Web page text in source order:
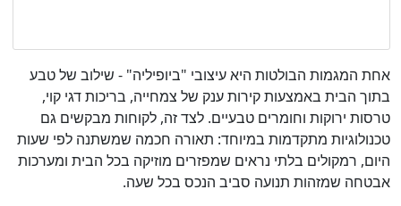
אחת המגמות הבולטות היא עיצובי "ביופיליה" - שילוב של טבע
בתוך הבית באמצעות קירות ענק של צמחייה, בריכות דגי קוי,
טרסות ירוקות וחומרים טבעיים. לצד זה, לקוחות מבקשים גם
טכנולוגיות מתקדמות במיוחד: תאורה חכמה שמשתנה לפי שעות
היום, רמקולים בלתי נראים שמפזרים מוזיקה בכל הבית ומערכות
אבטחה שמזהות תנועה סביב הנכס בכל שעה.